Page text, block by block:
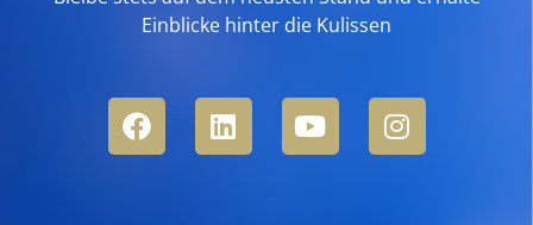
Einblicke hinter die Kulissen